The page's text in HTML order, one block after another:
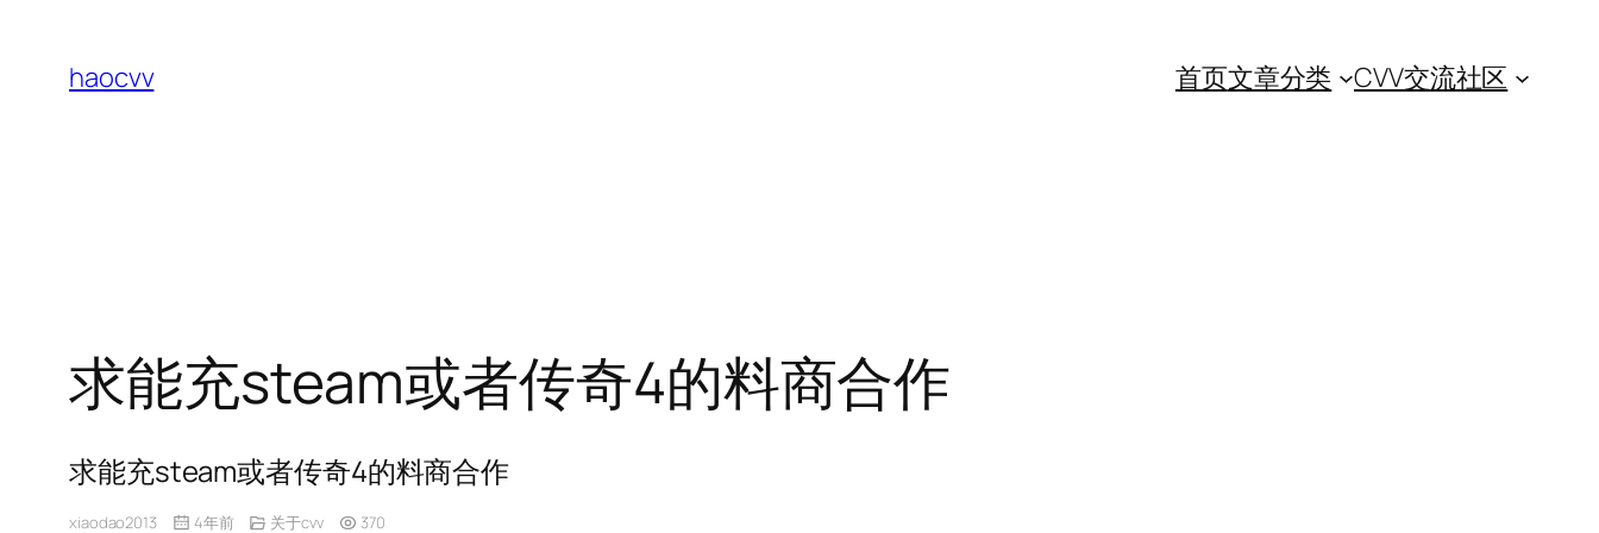
haocvv 首页文章分类 CVV交流社区
求能充steam或者传奇4的料商合作
求能充steam或者传奇4的料商合作
xiaodao2013 4年前 关于cvv 370